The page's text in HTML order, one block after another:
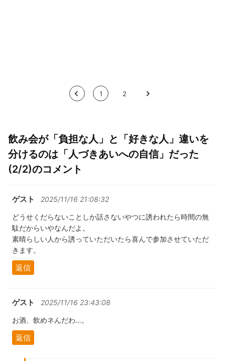
< 1 2 >
飲み会が「負担な人」と「好きな人」違いを
分けるのは「人づきあいへの自信」だった
(2/2)のコメント
ゲスト 2025/11/16 21:08:32
どうせくだらないことしか話さないやつに誘われたら時間の無
駄だからいやなんだよ。
素晴らしい人から誘っていただいたら喜んで参加させていただ
きます。
返信
ゲスト 2025/11/16 23:43:08
お酒、飲めネんだわ…。
返信